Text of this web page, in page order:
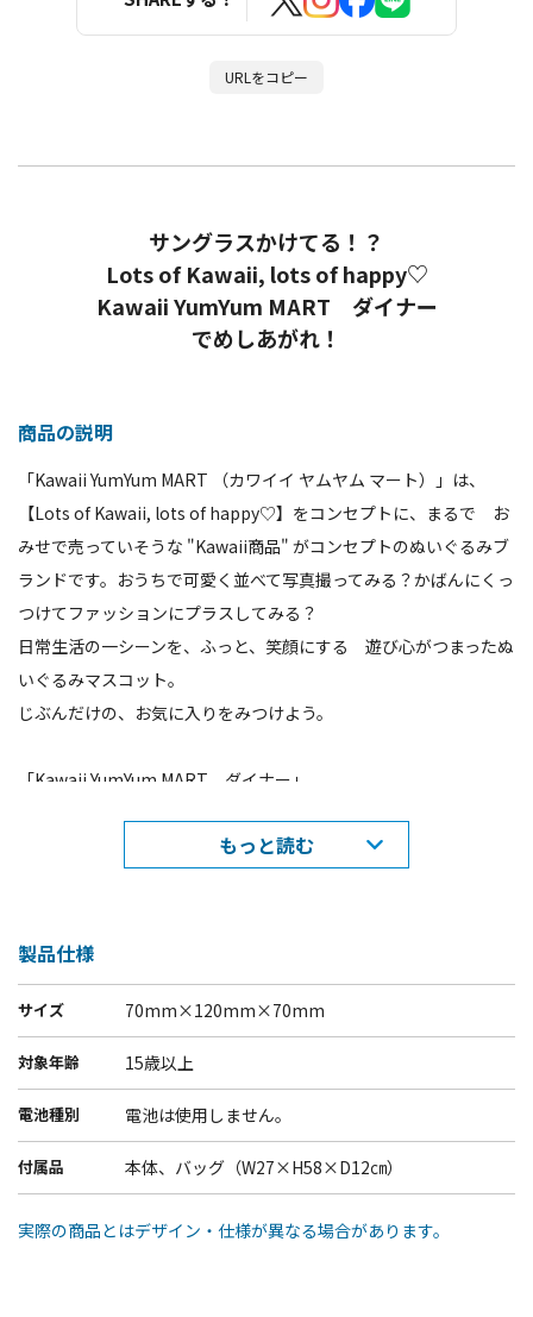
セガ フェイブ ストア
ビックカメラ.com
URLをコピー
サングラスかけてる！？
Lots of Kawaii, lots of happy♡
Kawaii YumYum MART ダイナー
でめしあがれ！
商品の説明
「Kawaii YumYum MART （カワイイ ヤムヤム マート）」は、
【Lots of Kawaii, lots of happy♡】をコンセプトに、まるで お
みせで売っていそうな "Kawaii商品" がコンセプトのぬいぐるみブ
ランドです。おうちで可愛く並べて写真撮ってみる？かばんにくっ
つけてファッションにプラスしてみる？
日常生活の一シーンを、ふっと、笑顔にする 遊び心がつまったぬ
いぐるみマスコット。
じぶんだけの、お気に入りをみつけよう。
「Kawaii YumYum MART ダイナー」
んなダイナーにありそうなメニューがテーマ。
ハンバーガーPKGに入った、ハローキティのBLTハンバーガー、な
どの5種類のハンバーガー。
セットで頼みたくなっちゃう、ハローキティのポテトやミルクな
ど6種のサブメニューは、
ぬいぐるみの中に専用バック入り！ぜ～んぶサングラスをかけて
お客様をお出迎え。
どれもサンリオキャラクターを模した形でとってもKawaii♡
ハンバーガーとサブメニューをセレクトして、じぶんだけのセッ
う。
もっと読む
製品仕様
サイズ 70mm×120mm×70mm
対象年齢 15歳以上
電池種別 電池は使用しません。
付属品 本体、バッグ（W27×H58×D12㎝）
実際の商品とはデザイン・仕様が異なる場合があります。